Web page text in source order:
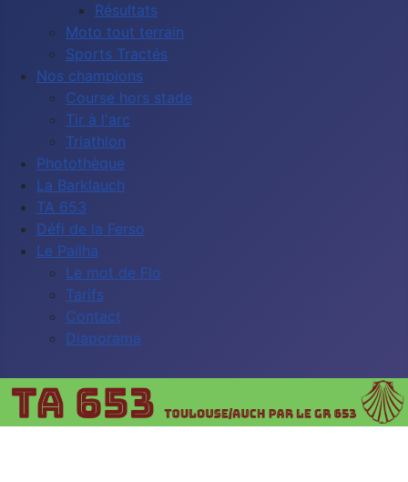
Résultats
Moto tout terrain
Sports Tractés
Nos champions
Course hors stade
Tir à l'arc
Triathlon
Photothèque
La Barklauch
TA 653
Défi de la Ferso
Le Pailha
Le mot de Flo
Tarifs
Contact
Diaporama